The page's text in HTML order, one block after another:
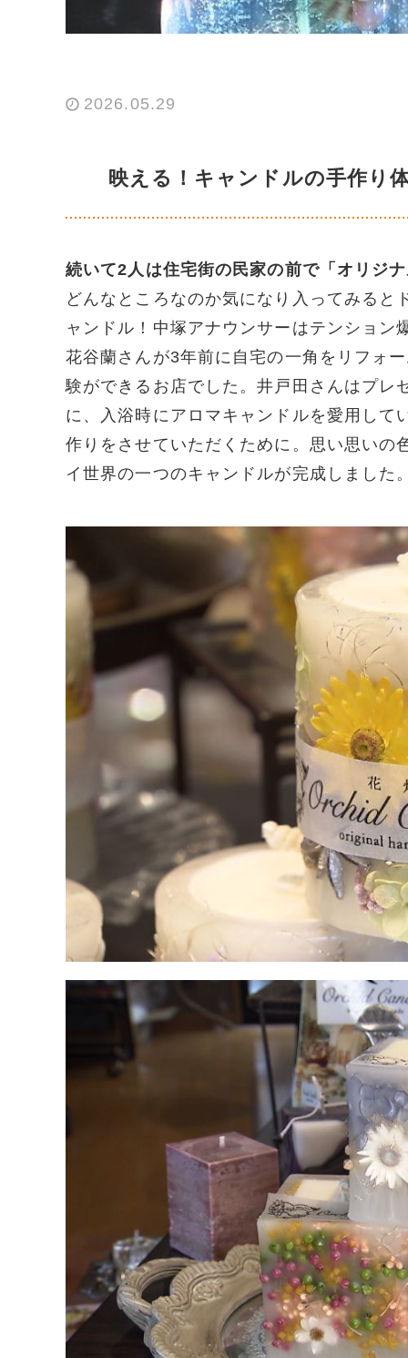
2026.05.29
映える！キャンドルの手作り
続いて2人は住宅街の民家の前で「オリジ
どんなところなのか気になり入ってみる
ャンドル！中塚アナウンサーはテンショ
花谷蘭さんが3年前に自宅の一角をリフォ
験ができるお店でした。井戸田さんはプレ
に、入浴時にアロマキャンドルを愛用して
作りをさせていただくために。思い思いの
イ世界の一つのキャンドルが完成しました